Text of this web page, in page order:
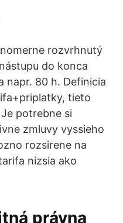
rozvrhnutý
do konca
napr. 80 h. Definicia
tieto
potrebne si
zmluvy vyssieho
rozsirene na
nizsia ako
právna